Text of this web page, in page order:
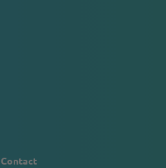
Contact